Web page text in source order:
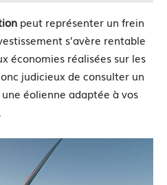
peut représenter un frein
s’avère rentable
économies réalisées sur les
judicieux de consulter un
éolienne adaptée à vos